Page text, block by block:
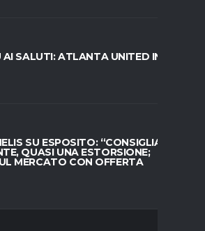
SALUTI: ATLANTA UNITED IN
SU ESPOSITO: “CONSIGLIATO
QUASI UNA ESTORSIONE;
MERCATO CON OFFERTA